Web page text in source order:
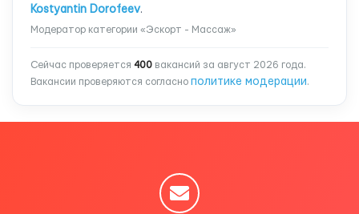
Kostyantin Dorofeev.
Модератор категории «Эскорт - Массаж»
Сейчас проверяется 400 вакансий за август 2026 года.
Вакансии проверяются согласно политике модерации.